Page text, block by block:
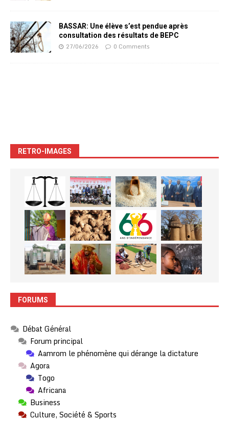
BASSAR: Une élève s’est pendue après
consultation des résultats de BEPC
27/06/2026 0 Comments
RETRO-IMAGES
FORUMS
Débat Général
Forum principal
Aamrom le phénomène qui dérange la dictature
Agora
Togo
Africana
Business
Culture, Société & Sports